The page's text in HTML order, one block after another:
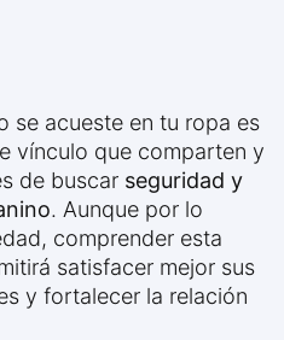
se acueste en tu ropa es
vínculo que comparten y
de buscar seguridad y
. Aunque por lo
comprender esta
satisfacer mejor sus
y fortalecer la relación